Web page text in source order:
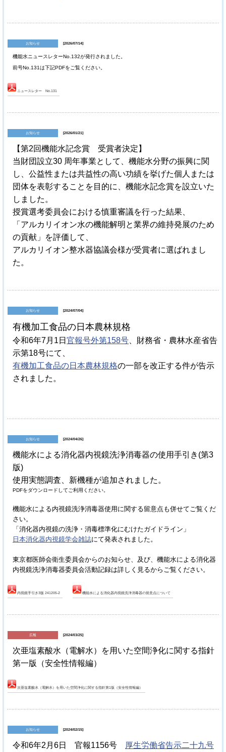
お知らせ [2026/07/14]
機能水ニュースレターNo.132が発行されました。
前号No.131は下記PDFをご覧ください。
ニュースレター No.131
お知らせ [2026/01/21]
【第2回機能水記念賞 受賞者決定】
当財団設立30 周年事業として、機能水分野の振興に関
し、公益性または共益性の高い功績を挙げた個人または
団体を表彰することを目的に、機能水記念賞を設立いた
しました。
授賞選考委員会における慎重審議を行った結果、
「アルカリイオン水の機能解明と業界の維持発展のため
の貢献」を評価して、
アルカリイオン整水器協議会様が受賞者に選ばれまし
た。
お知らせ [2024/07/04]
有機加工食品の日本農林規格
令和6年7月1日 官報号外第158号 、財務省・農林水産省告
示第18号にて、
有機加工食品の日本農林規格の一部を改正する件が告示
されました。
お知らせ [2024/04/26]
機能水による消化器内視鏡洗浄消毒器の使用手引き(第3
版)
使用実態調査、新機種が追加されました。
PDFをダウンロードしてご利用ください。
機能水による内視鏡洗浄消毒器使用に関する留意点も併せてご覧くだ
さい。
「消化器内視鏡の洗浄・消毒標準化にむけたガイドライン」
日本消化器内視鏡学会雑誌にて発表されました。
東京都医師会衛生委員会からのお知らせ、及び、機能水による消化器
内視鏡洗浄消毒器委員会活動記録は詳しく見るからご覧ください。
内視鏡手引き3版 241205-2 機能水による消化器内視鏡洗浄消毒器の留意点について
広報 [2024/03/25]
次亜塩素酸水（電解水）を用いた空間浄化に関する指針
第一版（安全性情報編）
次亜塩素酸水（電解水）を用いた空間浄化に関する指針第1版（安全性情報編）
お知らせ [2024/02/15]
令和6年2月6日 官報1156号 厚生労働省告示二十九号